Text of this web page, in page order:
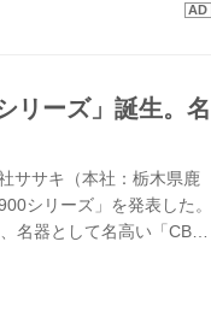
リーズ」誕生。名
ササキ（本社：栃木県鹿
シリーズ」を発表した。
名器として名高い「CB-
の。ゴルファーが渇望す